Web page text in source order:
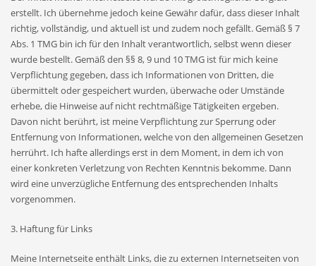
erstellt. Ich übernehme jedoch keine Gewähr dafür, dass dieser Inhalt
richtig, vollständig, und aktuell ist und zudem noch gefällt. Gemäß § 7
Abs. 1 TMG bin ich für den Inhalt verantwortlich, selbst wenn dieser
wurde bestellt. Gemäß den §§ 8, 9 und 10 TMG ist für mich keine
Verpflichtung gegeben, dass ich Informationen von Dritten, die
übermittelt oder gespeichert wurden, überwache oder Umstände
erhebe, die Hinweise auf nicht rechtmäßige Tätigkeiten ergeben.
Davon nicht berührt, ist meine Verpflichtung zur Sperrung oder
Entfernung von Informationen, welche von den allgemeinen Gesetzen
herrührt. Ich hafte allerdings erst in dem Moment, in dem ich von
einer konkreten Verletzung von Rechten Kenntnis bekomme. Dann
wird eine unverzügliche Entfernung des entsprechenden Inhalts
vorgenommen.
3. Haftung für Links
Meine Internetseite enthält Links, die zu externen Internetseiten von